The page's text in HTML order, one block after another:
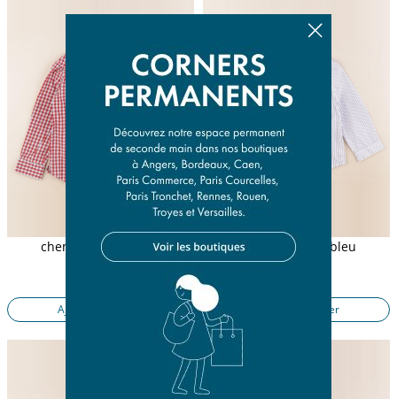
chemise multicolore
4 ans
Ajouter au panier
chemise blanc, bleu
36 mois
Ajouter au panier